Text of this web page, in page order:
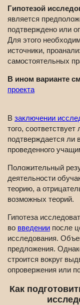
Гипотезой
является
подтверждено или
Для этого
источники,
самостоятельных
В ином варианте
проекта
В заключении
того,
подтверждается ли
проведенного
Положительный
деятельности
теорию, а
возможных теорий.
Гипотеза
во введении после
исследования.
предложения.
строится вокруг
опровержения или
Как